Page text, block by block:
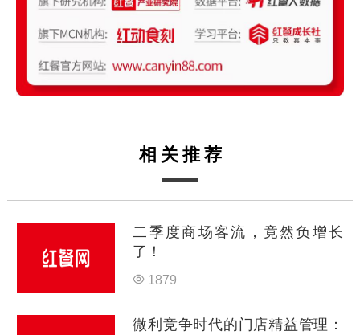
相关推荐
二季度商场客流，竟然负增长
了！
1879
微利竞争时代的门店精益管理：